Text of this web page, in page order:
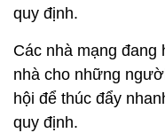
quy định.
Các nhà mạng đang
nhà cho những
hội để thúc đẩy
quy định.